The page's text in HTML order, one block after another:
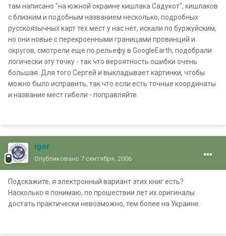
там написано "на южной окраине кишлака Садукот", кишлаков
с близким и подобным названием несколько, подробных
русскоязычных карт тех мест у нас нет, искали по буржуйским,
но они новые с перекроенными границами провинций и
округов, смотрели еще по рельефу в GoogleEarth, подобрали
логически эту точку - так что вероятность ошибки очень
большая. Для того Сергей и выкладывает картинки, чтобы
можно было исправить, так что если есть точные координаты
и название мест гибели - поправляйте.
igor
Опубликовано 7 сентября, 2006
Подскажите, я электронный вариант этих книг есть?
Насколько я понимаю, по прошествии лет их оригиналы
достать практически невозможно, тем более на Украине.